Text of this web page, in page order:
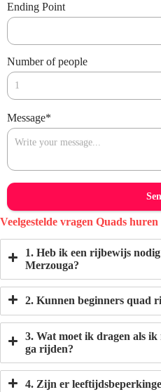
Ending Point
Number of people
Message*
Veelgestelde vragen Quads
1. Heb ik een rijbewijs
Merzouga?
2. Kunnen beginners quad
3. Wat moet ik dragen als
ga rijden?
4. Zijn er